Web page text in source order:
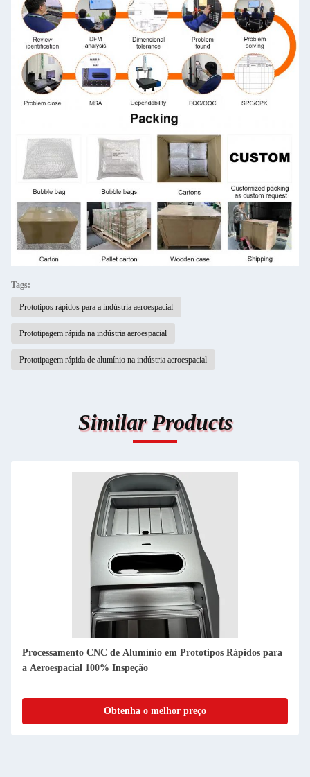
Tags:
Prototipos rápidos para a indústria aeroespacial
Prototipagem rápida na indústria aeroespacial
Prototipagem rápida de alumínio na indústria aeroespacial
Similar Products
Fusão a vácuo Alumínio Rapid Prototyping In Aerospace
Silver Color
Obtenha o melhor preço